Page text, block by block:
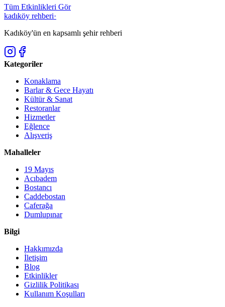
Tüm Etkinlikleri Gör
kadıköy rehberi·
Kadıköy'ün en kapsamlı şehir rehberi
Kategoriler
Konaklama
Barlar & Gece Hayatı
Kültür & Sanat
Restoranlar
Hizmetler
Eğlence
Alışveriş
Mahalleler
19 Mayıs
Acıbadem
Bostancı
Caddebostan
Caferağa
Dumlupınar
Bilgi
Hakkımızda
İletişim
Blog
Etkinlikler
Gizlilik Politikası
Kullanım Koşulları